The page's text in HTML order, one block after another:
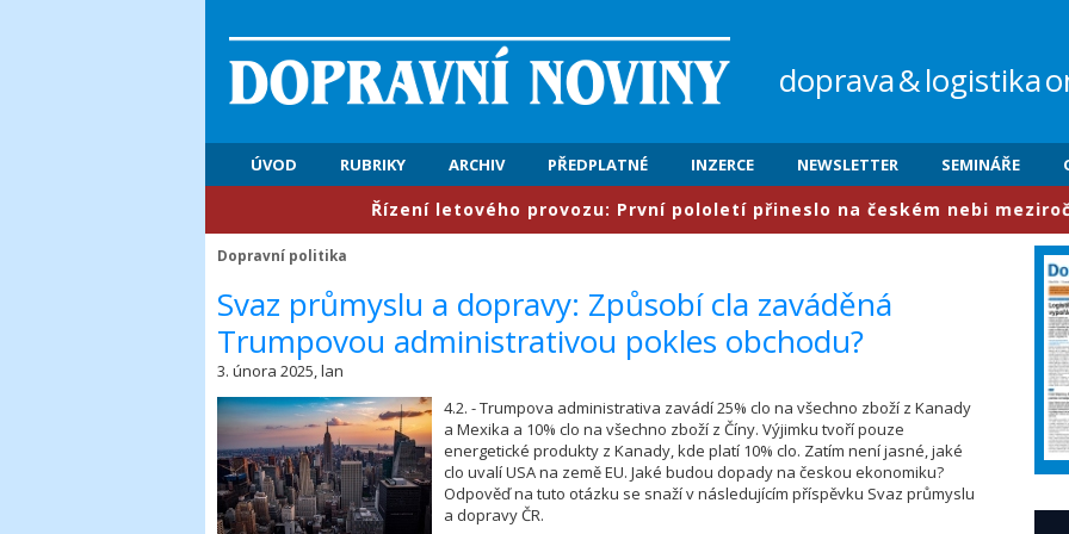
doprava&logistika
ÚVOD RUBRIKY ARCHIV PŘEDPLATNÉ INZERCE NEWSLETTER SEMINÁŘE
​Řízení letového provozu: První pololetí přineslo na českém nebi meziročně
Dopravní politika
​Svaz průmyslu a dopravy: Způsobí cla zaváděná
Trumpovou administrativou pokles obchodu?
3. února 2025, lan
4.2. - Trumpova administrativa zavádí 25% clo na všechno zboží z Kanady
a Mexika a 10% clo na všechno zboží z Číny. Výjimku tvoří pouze
energetické produkty z Kanady, kde platí 10% clo. Zatím není jasné, jaké
clo uvalí USA na země EU. Jaké budou dopady na českou ekonomiku?
Odpověď na tuto otázku se snaží v následujícím příspěvku Svaz průmyslu
a dopravy ČR.